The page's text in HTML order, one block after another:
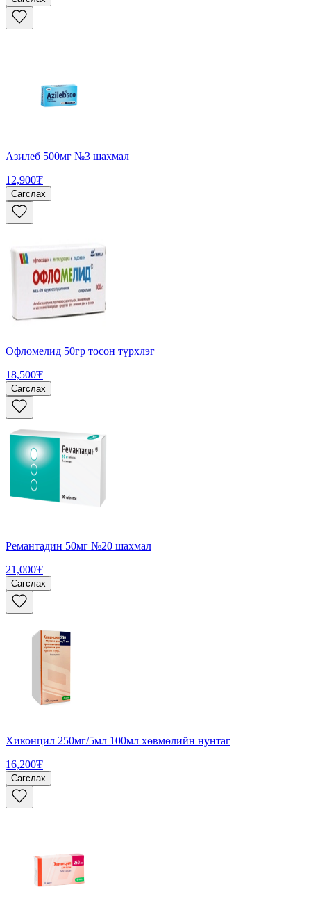
Азилеб 500мг №3 шахмал
12,900₮
Сагслах
Офломелид 50гр тосон түрхлэг
18,500₮
Сагслах
Ремантадин 50мг №20 шахмал
21,000₮
Сагслах
Хиконцил 250мг/5мл 100мл хөвмөлийн нунтаг
16,200₮
Сагслах